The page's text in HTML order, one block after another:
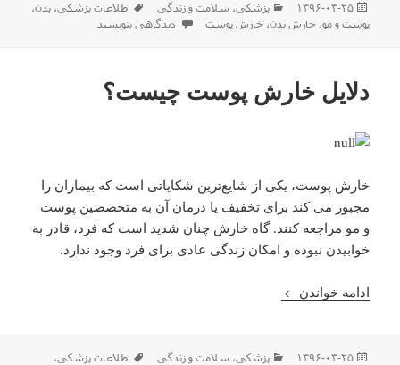
ارسال
شده
۱۳۹۶-۰۳-۲۵ دسته‌ها
پزشکی، سلامت و زندگی برچسب‌ها
اطلاعات پزشکی،بدن،
پوست و مو،خارش بدن،خارش پوست برای ۱۰ مورد از دلایل خارش پوست
دیدگاهی بنویسید
دلایل خارش پوست چیست؟
خارش پوست، یکی از شایع‌ترین شکایاتی است که بیماران را
مجبور می کند برای تخفیف یا درمان آن به متخصصین پوست
و مو مراجعه کنند. گاه خارش چنان شدید است که فرد، قادر به
خوابیدن نبوده و امکان زندگی عادی برای فرد وجود ندارد.
ادامه خواندن دلایل خارش پوست چیست؟
ارسال
۱۳۹۶-۰۳-۲۵ دسته‌ها
پزشکی، سلامت و زندگی برچسب‌ها
اطلاعات پزشکی،